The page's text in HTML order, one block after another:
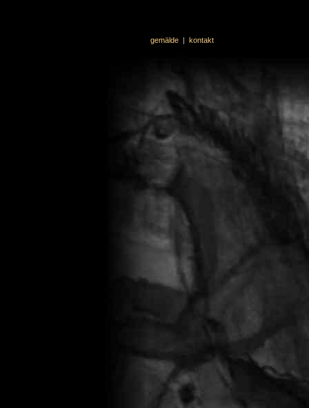
gemälde | kontakt